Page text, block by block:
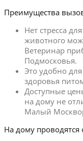
Преимущества
Нет стресса
животного
Ветеринар
Подмосковья.
Это удобно
здоровья
Доступные
на дому не
Малый
На дому